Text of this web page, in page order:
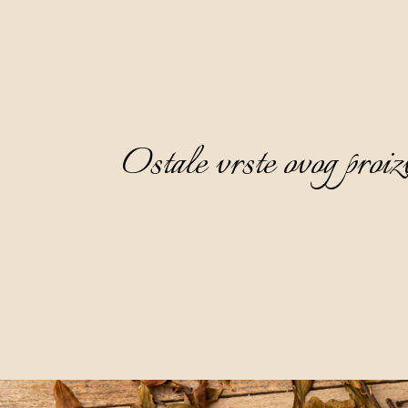
Ostale vrste ovog